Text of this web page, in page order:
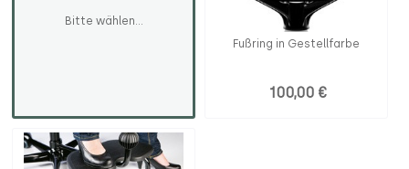
Bitte wählen...
Fußring in Gestellfarbe
100,00 €